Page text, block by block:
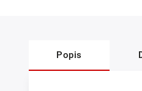
Popis